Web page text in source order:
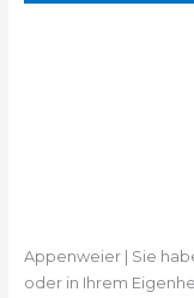
Appenweier | Sie
oder in Ihrem